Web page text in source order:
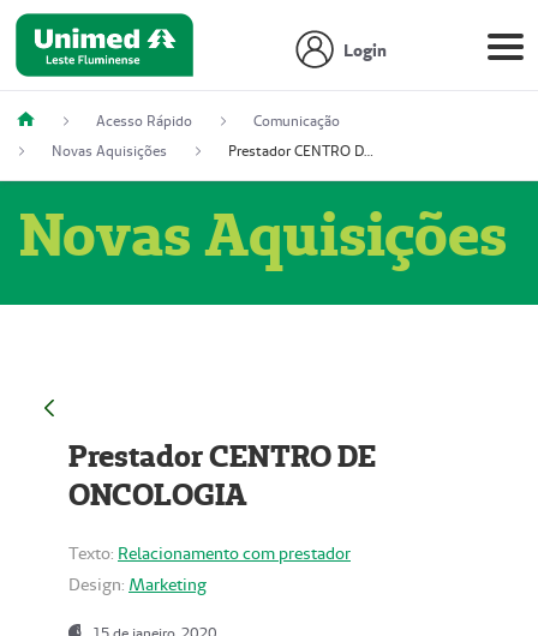
Login
Acesso Rápido
Comunicação
Novas Aquisições
Prestador CENTRO DE ONCOLOGIA
Novas Aquisições
Prestador CENTRO DE
ONCOLOGIA
Texto: Relacionamento com prestador
Design: Marketing